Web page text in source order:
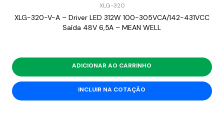
XLG-320
XLG-320-V-A – Driver LED 312W 100-305VCA/142-431VCC
Saída 48V 6,5A – MEAN WELL
ADICIONAR AO CARRINHO
INCLUIR NA COTAÇÃO